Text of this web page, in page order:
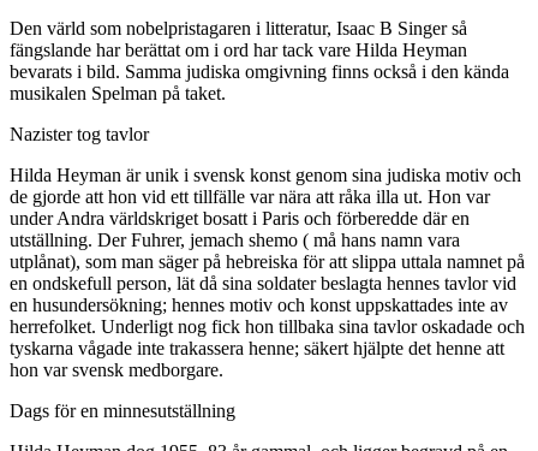
Den värld som nobelpristagaren i litteratur, Isaac B Singer så
fängslande har berättat om i ord har tack vare Hilda Heyman
bevarats i bild. Samma judiska omgivning finns också i den kända
musikalen Spelman på taket.
Nazister tog tavlor
Hilda Heyman är unik i svensk konst genom sina judiska motiv och
de gjorde att hon vid ett tillfälle var nära att råka illa ut. Hon var
under Andra världskriget bosatt i Paris och förberedde där en
utställning. Der Fuhrer, jemach shemo ( må hans namn vara
utplånat), som man säger på hebreiska för att slippa uttala namnet på
en ondskefull person, lät då sina soldater beslagta hennes tavlor vid
en husundersökning; hennes motiv och konst uppskattades inte av
herrefolket. Underligt nog fick hon tillbaka sina tavlor oskadade och
tyskarna vågade inte trakassera henne; säkert hjälpte det henne att
hon var svensk medborgare.
Dags för en minnesutställning